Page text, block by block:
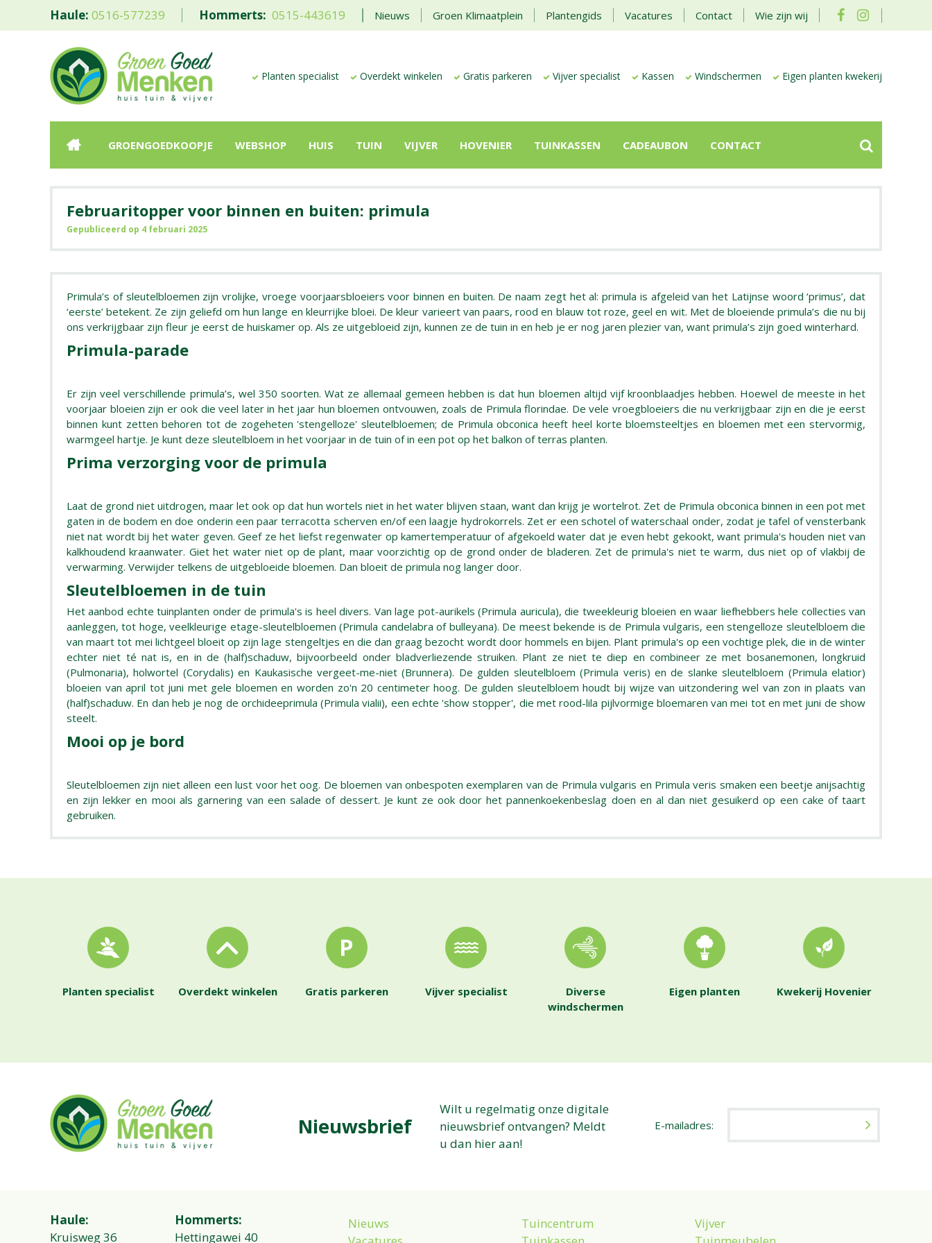
Haule: 0516-577239 Hommerts: 0515-443619 Nieuws Groen Klimaatplein Plantengids Vacatures Contact Wie zijn wij
Planten specialist Overdekt winkelen Gratis parkeren Vijver specialist Kassen Windschermen Eigen planten kwekerij
GROENGOEDKOOPJE WEBSHOP HUIS TUIN VIJVER HOVENIER TUINKASSEN CADEAUBON CONTACT
Februaritopper voor binnen en buiten: primula
Gepubliceerd op 4 februari 2025
Primula’s of sleutelbloemen zijn vrolijke, vroege voorjaarsbloeiers voor binnen en buiten. De naam zegt het al: primula is afgeleid van het Latijnse woord ‘primus’, dat
‘eerste’ betekent. Ze zijn geliefd om hun lange en kleurrijke bloei. De kleur varieert van paars, rood en blauw tot roze, geel en wit. Met de bloeiende primula’s die nu bij
ons verkrijgbaar zijn fleur je eerst de huiskamer op. Als ze uitgebloeid zijn, kunnen ze de tuin in en heb je er nog jaren plezier van, want primula’s zijn goed winterhard.
Primula-parade
Er zijn veel verschillende primula’s, wel 350 soorten. Wat ze allemaal gemeen hebben is dat hun bloemen altijd vijf kroonblaadjes hebben. Hoewel de meeste in het
voorjaar bloeien zijn er ook die veel later in het jaar hun bloemen ontvouwen, zoals de Primula florindae. De vele vroegbloeiers die nu verkrijgbaar zijn en die je eerst
binnen kunt zetten behoren tot de zogeheten 'stengelloze' sleutelbloemen; de Primula obconica heeft heel korte bloemsteeltjes en bloemen met een stervormig,
warmgeel hartje. Je kunt deze sleutelbloem in het voorjaar in de tuin of in een pot op het balkon of terras planten.
Prima verzorging voor de primula
Laat de grond niet uitdrogen, maar let ook op dat hun wortels niet in het water blijven staan, want dan krijg je wortelrot. Zet de Primula obconica binnen in een pot met
gaten in de bodem en doe onderin een paar terracotta scherven en/of een laagje hydrokorrels. Zet er een schotel of waterschaal onder, zodat je tafel of vensterbank
niet nat wordt bij het water geven. Geef ze het liefst regenwater op kamertemperatuur of afgekoeld water dat je even hebt gekookt, want primula's houden niet van
kalkhoudend kraanwater. Giet het water niet op de plant, maar voorzichtig op de grond onder de bladeren. Zet de primula's niet te warm, dus niet op of vlakbij de
verwarming. Verwijder telkens de uitgebloeide bloemen. Dan bloeit de primula nog langer door.
Sleutelbloemen in de tuin
Het aanbod echte tuinplanten onder de primula's is heel divers. Van lage pot-aurikels (Primula auricula), die tweekleurig bloeien en waar liefhebbers hele collecties van
aanleggen, tot hoge, veelkleurige etage-sleutelbloemen (Primula candelabra of bulleyana). De meest bekende is de Primula vulgaris, een stengelloze sleutelbloem die
van maart tot mei lichtgeel bloeit op zijn lage stengeltjes en die dan graag bezocht wordt door hommels en bijen. Plant primula's op een vochtige plek, die in de winter
echter niet té nat is, en in de (half)schaduw, bijvoorbeeld onder bladverliezende struiken. Plant ze niet te diep en combineer ze met bosanemonen, longkruid
(Pulmonaria), holwortel (Corydalis) en Kaukasische vergeet-me-niet (Brunnera). De gulden sleutelbloem (Primula veris) en de slanke sleutelbloem (Primula elatior)
bloeien van april tot juni met gele bloemen en worden zo'n 20 centimeter hoog. De gulden sleutelbloem houdt bij wijze van uitzondering wel van zon in plaats van
(half)schaduw. En dan heb je nog de orchideeprimula (Primula vialii), een echte 'show stopper', die met rood-lila pijlvormige bloemaren van mei tot en met juni de show
steelt.
Mooi op je bord
Sleutelbloemen zijn niet alleen een lust voor het oog. De bloemen van onbespoten exemplaren van de Primula vulgaris en Primula veris smaken een beetje anijsachtig
en zijn lekker en mooi als garnering van een salade of dessert. Je kunt ze ook door het pannenkoekenbeslag doen en al dan niet gesuikerd op een cake of taart
gebruiken.
Planten specialist Overdekt winkelen Gratis parkeren Vijver specialist
Diverse
windschermen
Eigen planten Kwekerij Hovenier
Nieuwsbrief
Wilt u regelmatig onze digitale
nieuwsbrief ontvangen? Meldt
u dan hier aan!
E-mailadres:
Haule:
Kruisweg 36
Hommerts:
Hettingawei 40
Nieuws
Tuincentrum
Vijver